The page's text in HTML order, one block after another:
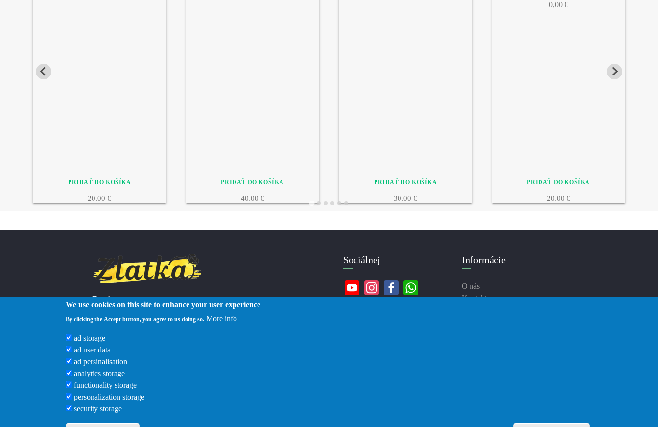
20,00 € 40,00 € 30,00 €
0,00 €
20,00 €
Reviews
Sociálnej Informácie
O nás
Kontakty
We use cookies on this site to enhance your user experience
By clicking the Accept button, you agree to us doing so. More info
ad storage
ad user data
ad persinalisation
analytics storage
functionality storage
personalization storage
security storage